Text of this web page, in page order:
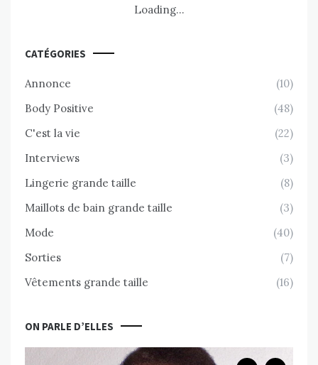
Loading...
CATÉGORIES
Annonce
(10)
Body Positive
(48)
C'est la vie
(22)
Interviews
(3)
Lingerie grande taille
(8)
Maillots de bain grande taille
(3)
Mode
(40)
Sorties
(7)
Vêtements grande taille
(16)
ON PARLE D’ELLES